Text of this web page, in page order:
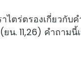
ตรองเกี่ยวกับค
ยน. 11,26) คำถาม